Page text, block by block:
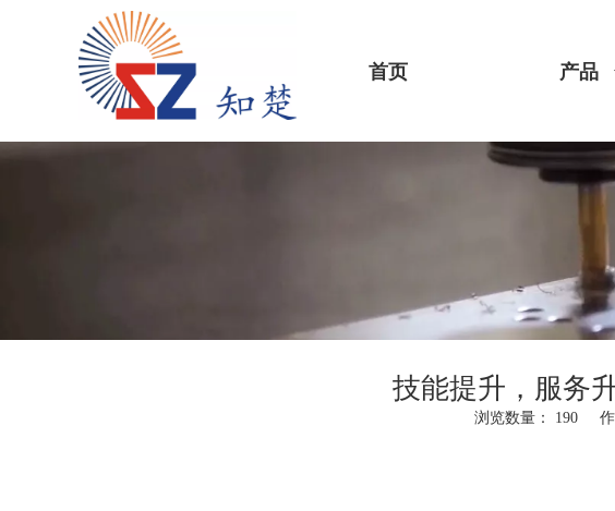
首页 产品
技能提升，服务
浏览数量： 190作